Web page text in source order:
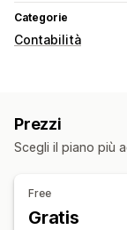
Categorie
Contabilità
Imposta sulle
Resi e cambi
Prezzi
Scegli il piano più
Free
Gratis